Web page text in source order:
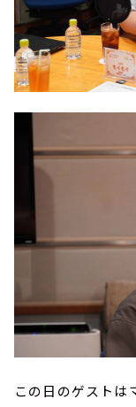
この日のゲストは